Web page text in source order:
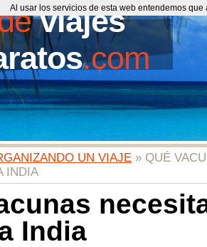
viajes
.com
UN VIAJE » QUÉ
INDIA
India
Al usar los servicios de esta web entendemos